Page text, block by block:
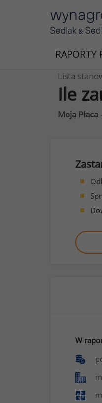
RAPORTY
Lista
Ile
Moja Płaca
W